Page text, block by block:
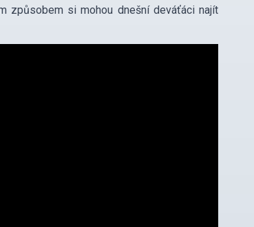
způsobem si mohou dnešní deváťáci najít